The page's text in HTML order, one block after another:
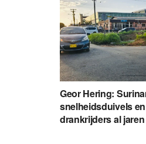
Geor Hering:
snelheidsduivels en
drankrijders al